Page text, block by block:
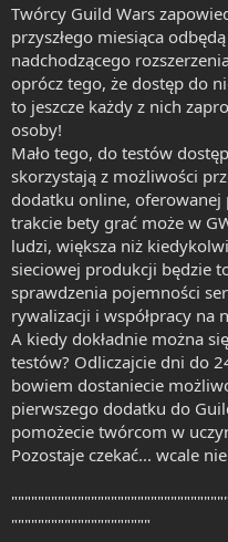
Twórcy Guild Wars
przyszłego miesiąca
nadchodzącego
oprócz tego, że dostęp do
to jeszcze każdy z nich
osoby!
Mało tego, do testów
skorzystają z możliwości
dodatku online, oferowanej
trakcie bety grać może w
ludzi, większa niż
sieciowej produkcji będzie
sprawdzenia pojemności
rywalizacji i współpracy na
A kiedy dokładnie można
testów? Odliczajcie dni do
bowiem dostaniecie
pierwszego dodatku do
pomożecie twórcom w
Pozostaje czekać... wcale
"""""""""""""""""""""